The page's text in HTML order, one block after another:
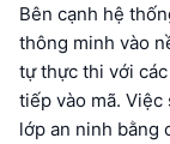
Bên cạnh hệ
thông minh vào
tự thực thi với
tiếp vào mã.
lớp an ninh bằng